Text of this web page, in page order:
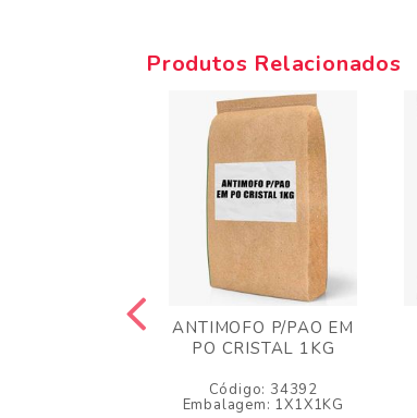
Produtos Relacionados
ANTIMOFO P/PAO EM
PO CRISTAL 1KG
Código: 34392
Embalagem: 1X1X1KG